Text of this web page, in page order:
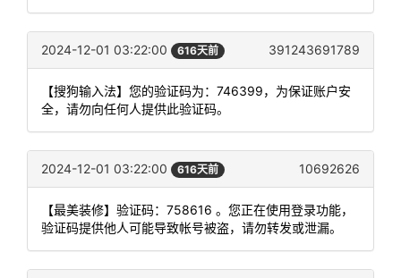
2024-12-01 03:22:00 616天前 391243691789
【搜狗输入法】您的验证码为：746399，为保证账户安
全，请勿向任何人提供此验证码。
2024-12-01 03:22:00 616天前 10692626
【最美装修】验证码：758616 。您正在使用登录功能，
验证码提供他人可能导致帐号被盗，请勿转发或泄漏。